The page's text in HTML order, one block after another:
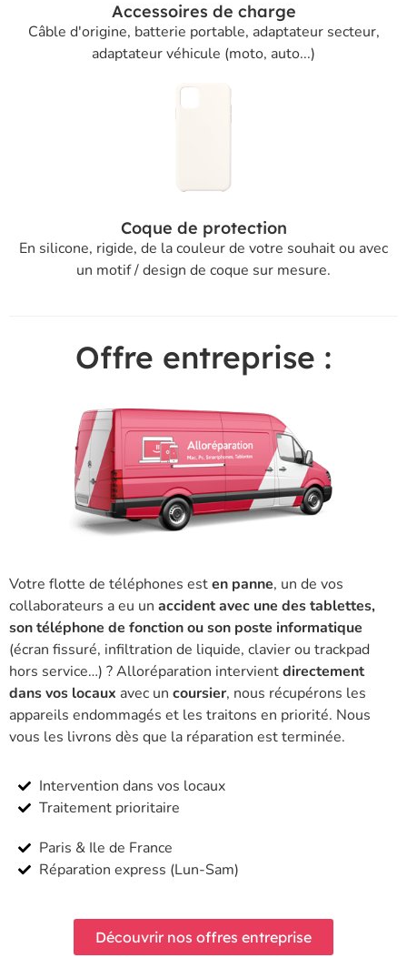
Accessoires de charge
Câble d'origine, batterie portable, adaptateur secteur,
adaptateur véhicule (moto, auto...)
Coque de protection
En silicone, rigide, de la couleur de votre souhait ou avec
un motif / design de coque sur mesure.
Offre entreprise :
Votre flotte de téléphones esten panne, un de vos
collaborateurs a eu un accident avec une des tablettes,
son téléphone de fonction ou son poste informatique
(écran fissuré, infiltration de liquide, clavier ou trackpad
hors service…) ? Alloréparation intervientdirectement
dans vos locaux avec un coursier, nous récupérons les
appareils endommagés et les traitons en priorité. Nous
vous les livrons dès que la réparation est terminée.
Intervention dans vos locaux
Traitement prioritaire
Paris & Ile de France
Réparation express (Lun-Sam)
Découvrir nos offres entreprise